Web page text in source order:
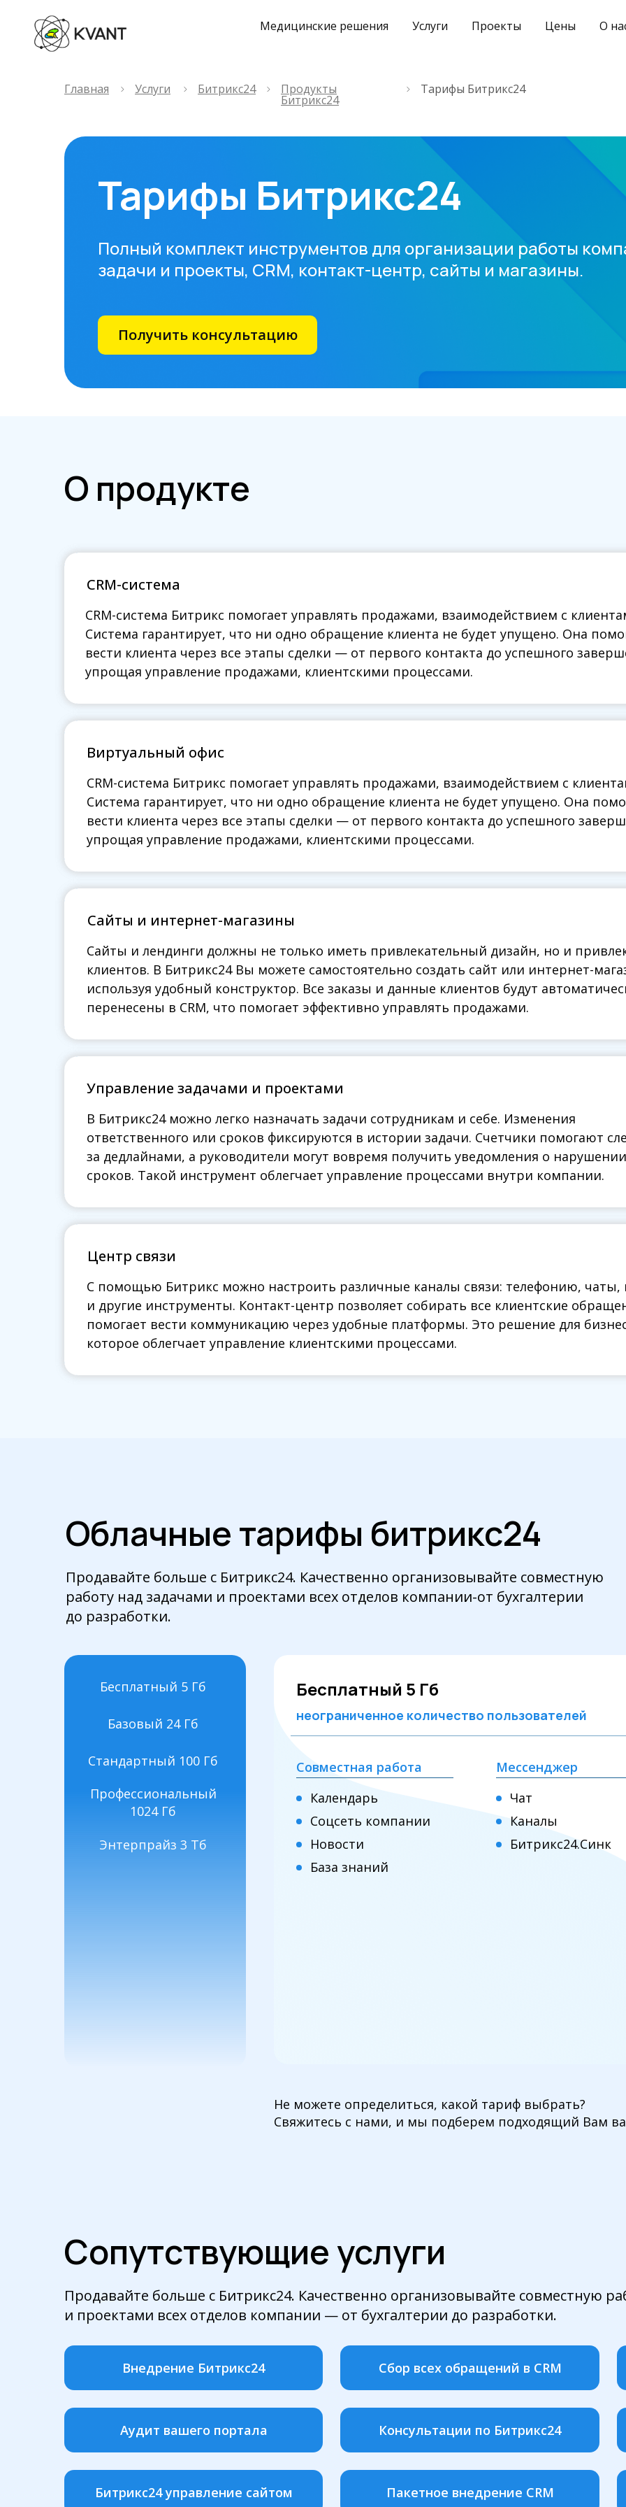
Медицинские решения Услуги Проекты Цены О
Главная Продукты
Битрикс24
Услуги Битрикс24 Тарифы Битрикс24
Тарифы Битрикс24
Получить консультацию
Полный комплект инструментов для организации работы
задачи и проекты, CRM, контакт-центр, сайты и магазины.
Сайты и лендинги должны не только иметь привлекательный дизайн, но и
клиентов. В Битрикс24 Вы можете самостоятельно создать сайт или интернет-
используя удобный конструктор. Все заказы и данные клиентов будут
перенесены в CRM, что помогает эффективно управлять продажами.
Сайты и интернет-магазины
В Битрикс24 можно легко назначать задачи сотрудникам и себе. Изменения
ответственного или сроков фиксируются в истории задачи. Счетчики помогают
за дедлайнами, а руководители могут вовремя получить уведомления о нарушении
сроков. Такой инструмент облегчает управление процессами внутри компании.
Управление задачами и проектами
Центр связи
С помощью Битрикс можно настроить различные каналы связи: телефонию, чаты,
и другие инструменты. Контакт-центр позволяет собирать все клиентские
помогает вести коммуникацию через удобные платформы. Это решение для
которое облегчает управление клиентскими процессами.
Виртуальный офис
CRM-система Битрикс помогает управлять продажами, взаимодействием с
Система гарантирует, что ни одно обращение клиента не будет упущено. Она
вести клиента через все этапы сделки — от первого контакта до успешного
упрощая управление продажами, клиентскими процессами.
CRM-система
CRM-система Битрикс помогает управлять продажами, взаимодействием с
Система гарантирует, что ни одно обращение клиента не будет упущено. Она
вести клиента через все этапы сделки — от первого контакта до успешного
упрощая управление продажами, клиентскими процессами.
В Битрикс24 можно легко назначать задачи сотрудникам и себе. Изменения
ответственного или сроков фиксируются в истории задачи. Счетчики помогают
за дедлайнами, а руководители могут вовремя получить уведомления о нарушении
сроков. Такой инструмент облегчает управление процессами внутри компании.
Управление задачами и проектами
Сайты и лендинги должны не только иметь привлекательный дизайн, но и
клиентов. В Битрикс24 Вы можете самостоятельно создать сайт или интернет-
используя удобный конструктор. Все заказы и данные клиентов будут
перенесены в CRM, что помогает эффективно управлять продажами.
Сайты и интернет-магазины
Виртуальный офис
CRM-система Битрикс помогает управлять продажами, взаимодействием с
Система гарантирует, что ни одно обращение клиента не будет упущено. Она
вести клиента через все этапы сделки — от первого контакта до успешного
упрощая управление продажами, клиентскими процессами.
Центр связи
С помощью Битрикс можно настроить различные каналы связи: телефонию, чаты,
и другие инструменты. Контакт-центр позволяет собирать все клиентские
помогает вести коммуникацию через удобные платформы. Это решение для
которое облегчает управление клиентскими процессами.
CRM-система
CRM-система Битрикс помогает управлять продажами, взаимодействием с
Система гарантирует, что ни одно обращение клиента не будет упущено. Она
вести клиента через все этапы сделки — от первого контакта до успешного
упрощая управление продажами, клиентскими процессами.
О продукте
Облачные тарифы битрикс24
Продавайте больше с Битрикс24. Качественно организовывайте совместную
работу над задачами и проектами всех отделов компании-от бухгалтерии
до разработки.
Бесплатный 5 Гб
Базовый 24 Гб
Стандартный 100 Гб
Профессиональный
1024 Гб
Энтерпрайз 3 Тб
Бесплатный 5 Гб
неограниченное количество пользователей
Не можете определиться, какой тариф выбрать?
Свяжитесь с нами, и мы подберем подходящий Вам
Совместная работа
Календарь
Соцсеть компании
Новости
База знаний
Мессенджер
Чат
Каналы
Битрикс24.Синк
Сопутствующие услуги
Продавайте больше с Битрикс24. Качественно организовывайте совместную
и проектами всех отделов компании — от бухгалтерии до разработки.
Пакетное внедрение CRM
Внедрение Битрикс24
Консультации по Битрикс24
Аудит вашего портала
Сбор всех обращений в CRM
Битрикс24 управление сайтом